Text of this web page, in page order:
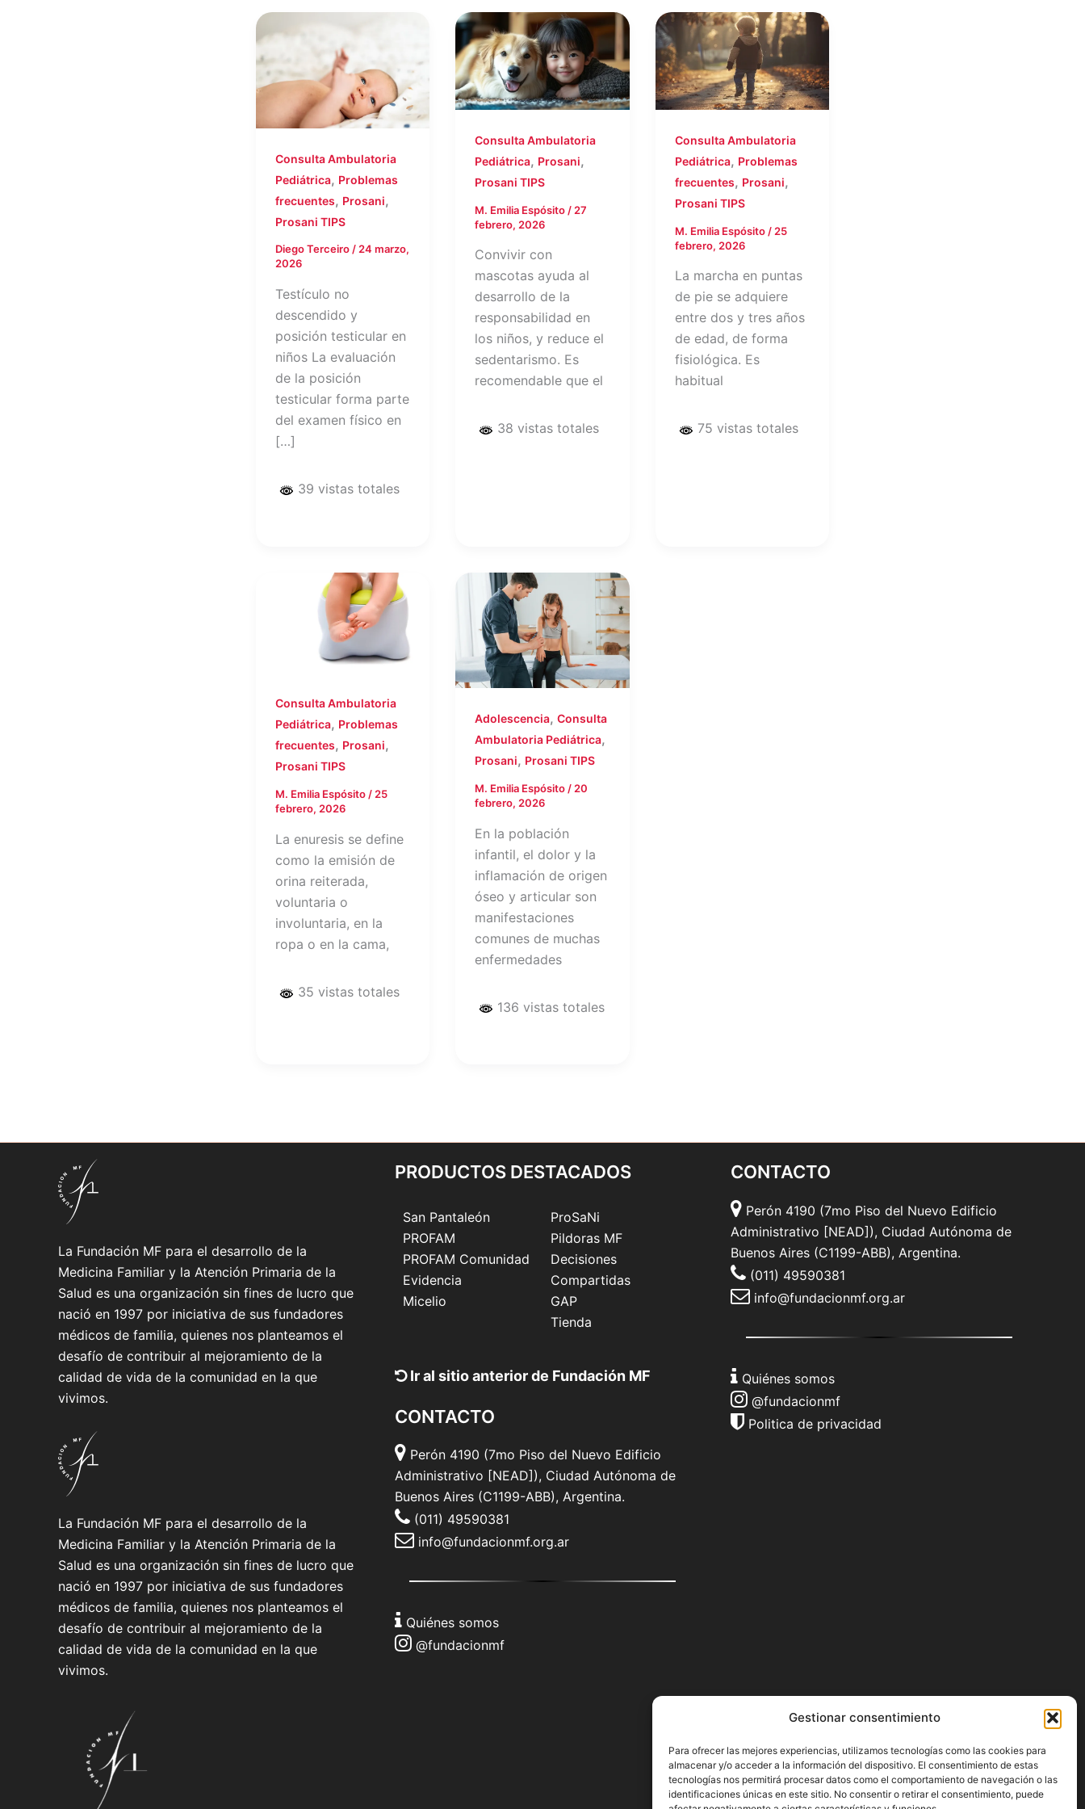
Gestionar consentimiento
Para ofrecer las mejores experiencias, utilizamos tecnologías como las cookies para
almacenar y/o acceder a la información del dispositivo. El consentimiento de estas
tecnologías nos permitirá procesar datos como el comportamiento de navegación o las
identificaciones únicas en este sitio. No consentir o retirar el consentimiento, puede
Consulta Ambulatoria
Pediátrica, Problemas
frecuentes, Prosani,
Prosani TIPS
Diego Terceiro/24 marzo,
2026
Testículo no
descendido y
posición testicular en
niños La evaluación
de la posición
testicular forma parte
del examen físico en
[…]
39 vistas totales
Consulta Ambulatoria
Pediátrica, Prosani,
Prosani TIPS
M. Emilia Espósito / 27
febrero, 2026
Convivir con
mascotas ayuda al
desarrollo de la
responsabilidad en
los niños, y reduce el
sedentarismo. Es
recomendable que el
38 vistas totales
Consulta Ambulatoria
Pediátrica, Problemas
frecuentes, Prosani,
Prosani TIPS
M. Emilia Espósito / 25
febrero, 2026
La marcha en puntas
de pie se adquiere
entre dos y tres años
de edad, de forma
fisiológica. Es
habitual
75 vistas totales
Consulta Ambulatoria
Pediátrica, Problemas
frecuentes, Prosani,
Prosani TIPS
M. Emilia Espósito/25
febrero, 2026
La enuresis se define
como la emisión de
orina reiterada,
voluntaria o
involuntaria, en la
ropa o en la cama,
35 vistas totales
Adolescencia,Consulta
Ambulatoria Pediátrica,
Prosani, Prosani TIPS
M. Emilia Espósito / 20
febrero, 2026
En la población
infantil, el dolor y la
inflamación de origen
óseo y articular son
manifestaciones
comunes de muchas
enfermedades
136 vistas totales
La Fundación MF para el desarrollo de la
Medicina Familiar y la Atención Primaria de la
Salud es una organización sin fines de lucro que
nació en 1997 por iniciativa de sus fundadores
médicos de familia, quienes nos planteamos el
desafío de contribuir al mejoramiento de la
calidad de vida de la comunidad en la que
vivimos.
La Fundación MF para el desarrollo de la
Medicina Familiar y la Atención Primaria de la
Salud es una organización sin fines de lucro que
nació en 1997 por iniciativa de sus fundadores
médicos de familia, quienes nos planteamos el
desafío de contribuir al mejoramiento de la
calidad de vida de la comunidad en la que
vivimos.
PRODUCTOS DESTACADOS
San Pantaleón
PROFAM
PROFAM Comunidad
Evidencia
Micelio
ProSaNi
Pildoras MF
Decisiones
Compartidas
GAP
Tienda
Ir al sitio anterior de Fundación MF
CONTACTO
Perón 4190 (7mo Piso del Nuevo Edificio
Administrativo [NEAD]), Ciudad Autónoma de
Buenos Aires (C1199-ABB), Argentina.
(011) 49590381
info@fundacionmf.org.ar
Quiénes somos
@fundacionmf
CONTACTO
Perón 4190 (7mo Piso del Nuevo Edificio
Administrativo [NEAD]), Ciudad Autónoma de
Buenos Aires (C1199-ABB), Argentina.
(011) 49590381
info@fundacionmf.org.ar
Quiénes somos
@fundacionmf
Politica de privacidad